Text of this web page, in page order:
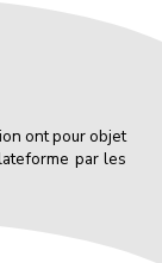
ont pour objet
par les